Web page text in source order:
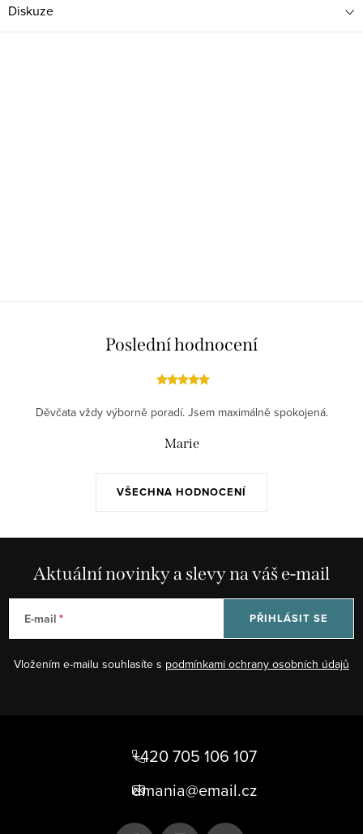
Diskuze
Poslední hodnocení
VŠECHNA HODNOCENÍ
Děvčata vždy výborně poradí. Jsem maximálně spokojená.
Marie
Aktuální novinky a slevy na váš e-mail
E-mail
Vložením e-mailu souhlasíte s podmínkami ochrany osobních údajů
PŘIHLÁSIT SE
+420 705 106 107
dmania@email.cz